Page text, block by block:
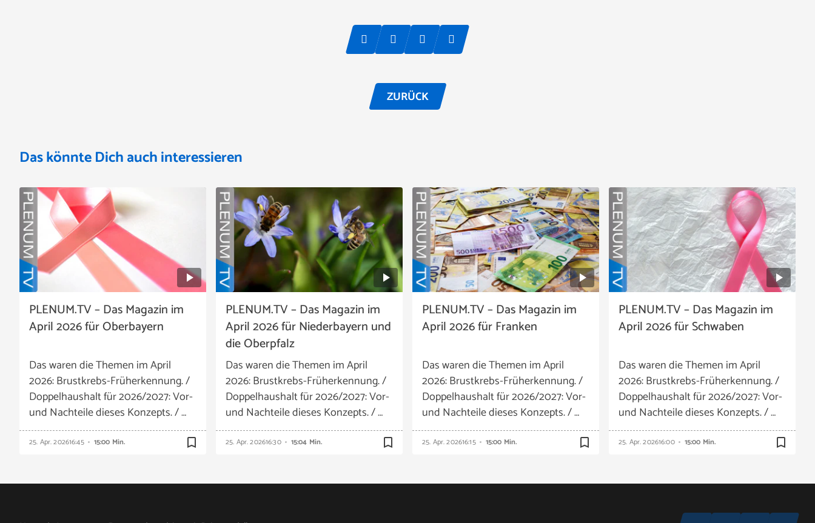
ZURÜCK
Das könnte Dich auch interessieren
PLENUM.TV – Das Magazin im
April 2026 für Oberbayern
Das waren die Themen im April
2026: Brustkrebs-Früherkennung. /
Doppelhaushalt für 2026/2027: Vor-
und Nachteile dieses Konzepts. / …
25. Apr. 202616:45 15:00 Min. bookmark_border
PLENUM.TV – Das Magazin im
April 2026 für Niederbayern und
die Oberpfalz
Das waren die Themen im April
2026: Brustkrebs-Früherkennung. /
Doppelhaushalt für 2026/2027: Vor-
und Nachteile dieses Konzepts. / …
25. Apr. 202616:30 15:04 Min. bookmark_border
PLENUM.TV – Das Magazin im
April 2026 für Franken
Das waren die Themen im April
2026: Brustkrebs-Früherkennung. /
Doppelhaushalt für 2026/2027: Vor-
und Nachteile dieses Konzepts. / …
25. Apr. 202616:15 15:00 Min. bookmark_border
PLENUM.TV – Das Magazin im
April 2026 für Schwaben
Das waren die Themen im April
2026: Brustkrebs-Früherkennung. /
Doppelhaushalt für 2026/2027: Vor-
und Nachteile dieses Konzepts. / …
25. Apr. 202616:00 15:00 Min. bookmark_border